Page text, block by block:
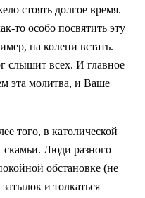
стоять долгое время.
то особо посвятить эту
на колени встать.
слышит всех. И главное
эта молитва, и Ваше
того, в католической
скамьи. Люди разного
обстановке (не
и толкаться